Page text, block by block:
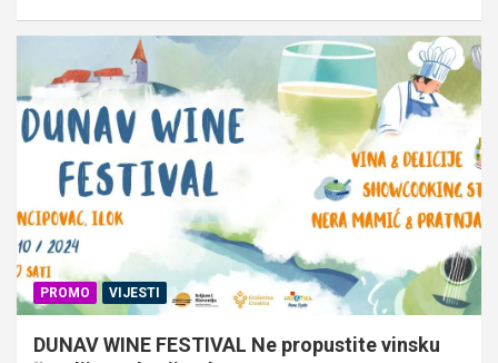
PROMO VIJESTI
DUNAV WINE FESTIVAL Ne propustite vinsku